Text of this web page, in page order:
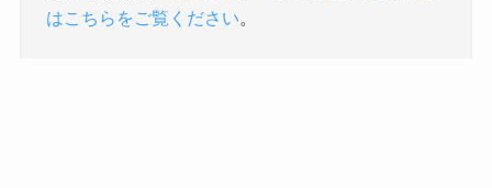
はこちらをご覧ください。